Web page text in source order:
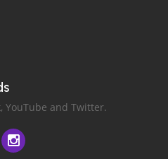
YouTube and Twitter.